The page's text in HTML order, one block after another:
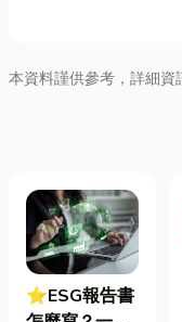
本資料謹供參考，詳細資
⭐ESG報告書